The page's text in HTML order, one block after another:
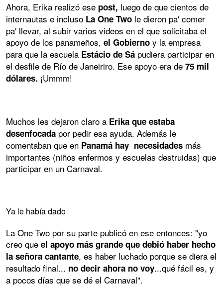
Ahora, Erika realizó ese post, luego de que cientos de
internautas e incluso La One Two le dieron pa' comer
pa' llevar, al subir varios videos en el que solicitaba el
apoyo de los panameños, el Gobierno y la empresa
para que la escuela Estácio de Sá pudiera participar en
el desfile de Río de Janeiriro. Ese apoyo era de 75 mil
dólares. ¡Ummm!
Muchos les dejaron claro a Erika que estaba
desenfocada por pedir esa ayuda. Además le
comentaban que en Panamá hay necesidades más
importantes (niños enfermos y escuelas destruidas) que
participar en un Carnaval.
Ya le había dado
La One Two por su parte publicó en ese entonces: "yo
creo que el apoyo más grande que debió haber hecho
la señora cantante, es haber luchado porque se diera el
resultado final... no decir ahora no voy...qué fácil es, y
a pocos días que se dé el Carnaval".